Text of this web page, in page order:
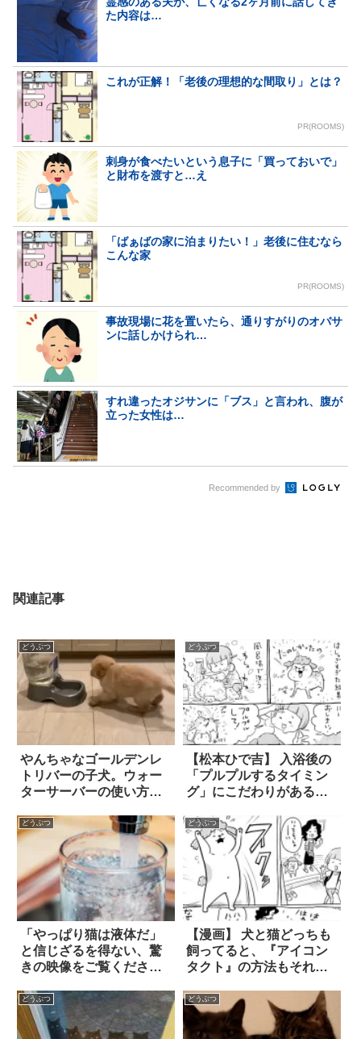
た内容は…
これが正解！「老後の理想的な間取り」とは？
PR(ROOMS)
刺身が食べたいという息子に「買っておいで」
と財布を渡すと…え
「ばぁばの家に泊まりたい！」老後に住むなら
こんな家
PR(ROOMS)
事故現場に花を置いたら、通りすがりのオバサ
ンに話しかけられ…
すれ違ったオジサンに「ブス」と言われ、腹が
立った女性は…
Recommended by
関連記事
どうぶつ
やんちゃなゴールデンレ
トリバーの子犬。ウォー
ターサーバーの使い方
い！！
どうぶつ
【松本ひで吉】 入浴後の
「プルプルするタイミン
グ」にこだわりがある
も…！？
どうぶつ
「やっぱり猫は液体だ」
と信じざるを得ない、驚
きの映像をご覧くださ
どうぶつ
【漫画】 犬と猫どっちも
飼ってると、『アイコン
タクト』の方法もそれぞ
どうぶつ どうぶつ